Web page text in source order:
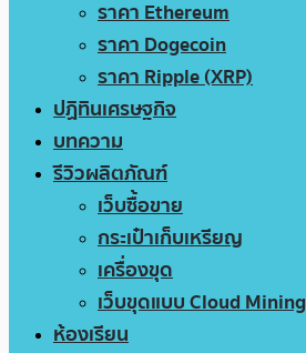
ราคา Ethereum
ราคา Dogecoin
ราคา Ripple (XRP)
ปฏิทินเศรษฐกิจ
บทความ
รีวิวผลิตภัณฑ์
เว็บซื้อขาย
กระเป๋าเก็บเหรียญ
เครื่องขุด
เว็บขุดแบบ Cloud Mining
ห้องเรียน